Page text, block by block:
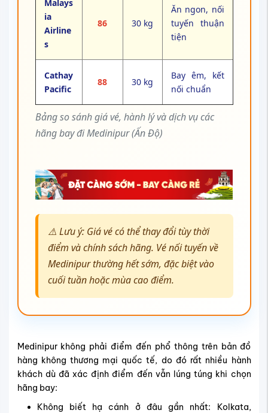
Bảng so sánh giá vé, hành lý và dịch vụ các
hãng bay đi Medinipur (Ấn Độ)
Malays
ia
Airline
s
86 30 kg
Ăn ngon, nối
tuyến thuận
tiện
Cathay
Pacific
88 30 kg
Bay êm, kết
nối chuẩn
⚠️ Lưu ý: Giá vé có thể thay đổi tùy thời
điểm và chính sách hãng. Vé nối tuyến về
Medinipur thường hết sớm, đặc biệt vào
cuối tuần hoặc mùa cao điểm.
Medinipur không phải điểm đến phổ thông trên bản đồ
hàng không thương mại quốc tế, do đó rất nhiều hành
khách dù đã xác định điểm đến vẫn lúng túng khi chọn
hãng bay:
Không biết hạ cánh ở đâu gần nhất: Kolkata,